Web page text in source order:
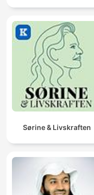
Sørine & Livskraften